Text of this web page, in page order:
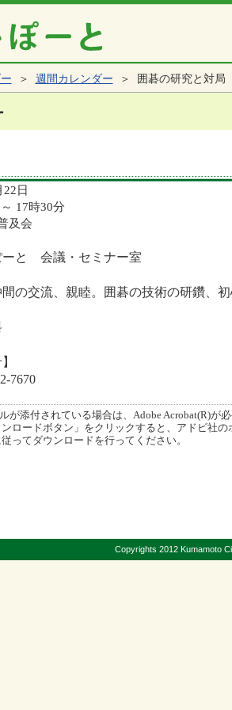
＞ 週間カレンダー ＞ 囲碁の研究と対局
22日
17時30分
及会
ーと 会議・セミナー室
間の交流、親睦。囲碁の技術の研鑽、
7670
が添付されている場合は、Adobe Acrobat(R)が必
ロードボタン」をクリックすると、アドビ社の
ってダウンロードを行ってください。
Copyrights 2012 Kumamoto